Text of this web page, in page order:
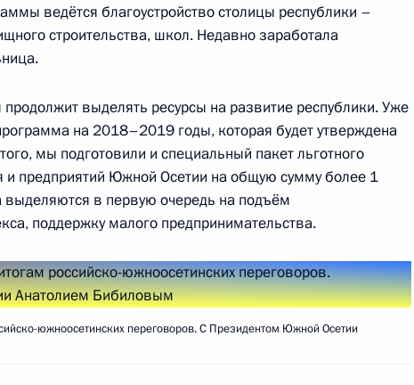
Сержем Саргсяном
Кремль
3
Собяниным и главой РЖД
Кремль
7
наград
Кремль
11 48м
ведётся благоустройство столицы республики –
строительства, школ. Недавно заработала
продолжит выделять ресурсы на развитие республики. Уже
на 2018–2019 годы, которая будет утверждена
мы подготовили и специальный пакет льготного
и предприятий Южной Осетии на общую сумму более 1
выделяются в первую очередь на подъём
поддержку малого предпринимательства.
южноосетинских переговоров. С Президентом Южной Осетии